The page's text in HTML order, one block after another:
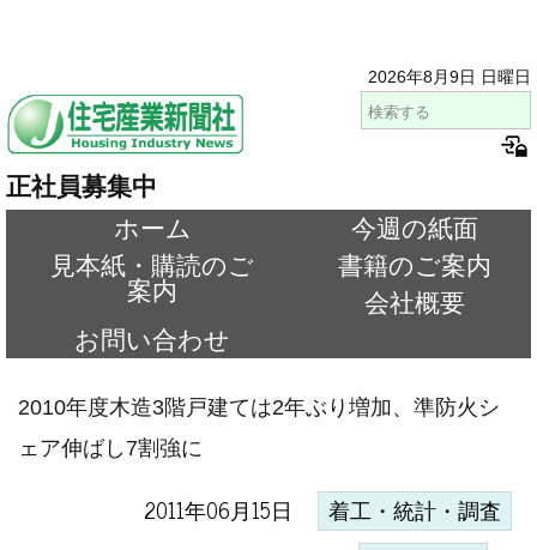
2026年8月9日 日曜日
正社員募集中
ホーム
今週の紙面
見本紙・購読のご
案内
書籍のご案内
会社概要
お問い合わせ
2010年度木造3階戸建ては2年ぶり増加、準防火シ
ェア伸ばし7割強に
2011年06月15日 着工・統計・調査